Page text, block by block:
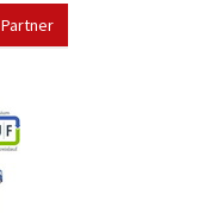
Partner